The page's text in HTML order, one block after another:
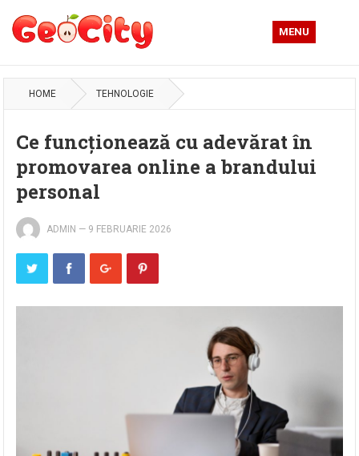
MENU
HOME TEHNOLOGIE
Ce funcționează cu adevărat în
promovarea online a brandului
personal
ADMIN — 9 FEBRUARIE 2026